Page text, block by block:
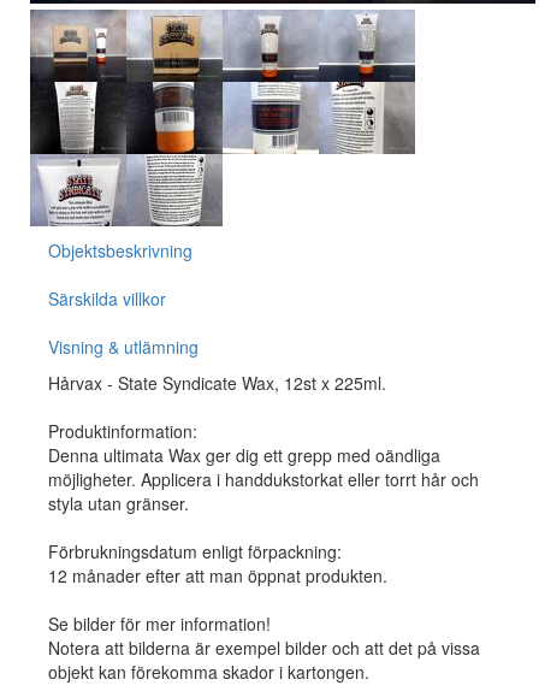
Objektsbeskrivning
Särskilda villkor
Visning & utlämning
Hårvax - State Syndicate Wax, 12st x 225ml.
Produktinformation:
Denna ultimata Wax ger dig ett grepp med oändliga
möjligheter. Applicera i handdukstorkat eller torrt hår och
styla utan gränser.
Förbrukningsdatum enligt förpackning:
12 månader efter att man öppnat produkten.
Se bilder för mer information!
Notera att bilderna är exempel bilder och att det på vissa
objekt kan förekomma skador i kartongen.